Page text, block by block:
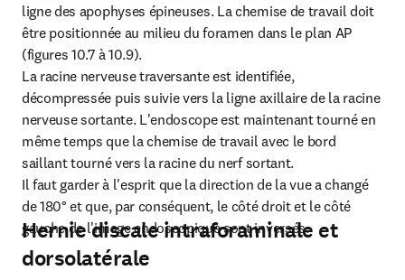
ligne des apophyses épineuses. La chemise de travail doit
être positionnée au milieu du foramen dans le plan AP
(figures 10.7 à 10.9).
La racine nerveuse traversante est identifiée,
décompressée puis suivie vers la ligne axillaire de la racine
nerveuse sortante. L'endoscope est maintenant tourné en
même temps que la chemise de travail avec le bord
saillant tourné vers la racine du nerf sortant.
Il faut garder à l'esprit que la direction de la vue a changé
de 180° et que, par conséquent, le côté droit et le côté
gauche de l'image endoscopique sont inversés.
Hernie discale intraforaminale et
dorsolatérale